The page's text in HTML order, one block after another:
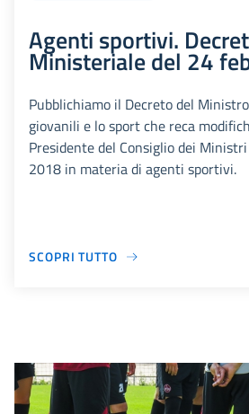
Agenti sportivi.
Ministeriale del 24
Pubblichiamo il Decreto del
giovanili e lo sport che reca
Presidente del Consiglio dei
2018 in materia di agenti sportivi.
SCOPRI TUTTO